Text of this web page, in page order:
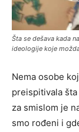
Šta se dešava kada
ideologije koje
Nema osobe
preispitivala
za smislom je
smo rođeni i